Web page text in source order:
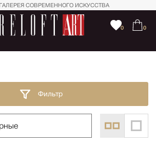
СОВРЕМЕННОГО ИСКУССТВА
0 0
Фильтр